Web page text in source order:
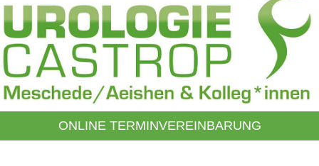
ONLINE TERMINVEREINBARUNG